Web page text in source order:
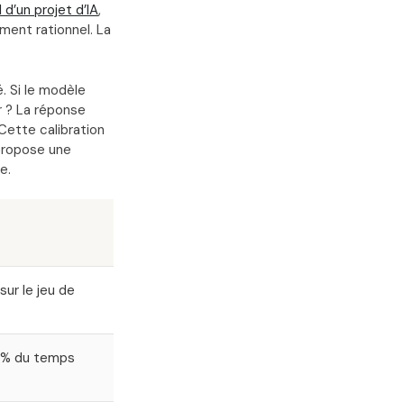
projet d’IA,
rationnel. La
Si le modèle
La réponse
calibration
une
le jeu de
du temps